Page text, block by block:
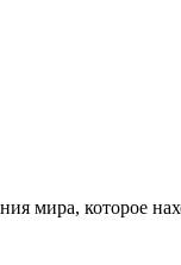
мира, которое